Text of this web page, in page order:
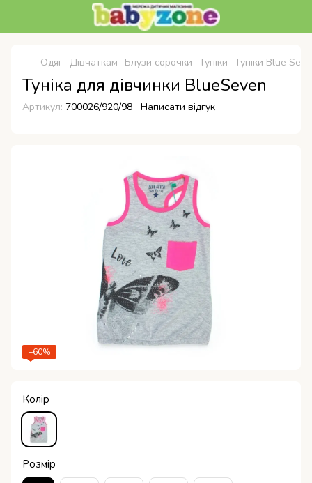
Одяг Дівчаткам Блузи сорочки Туніки Туніки Blue
Туніка для дівчинки BlueSeven
Артикул: 700026/920/98 Написати відгук
−60%
Колір
Розмір